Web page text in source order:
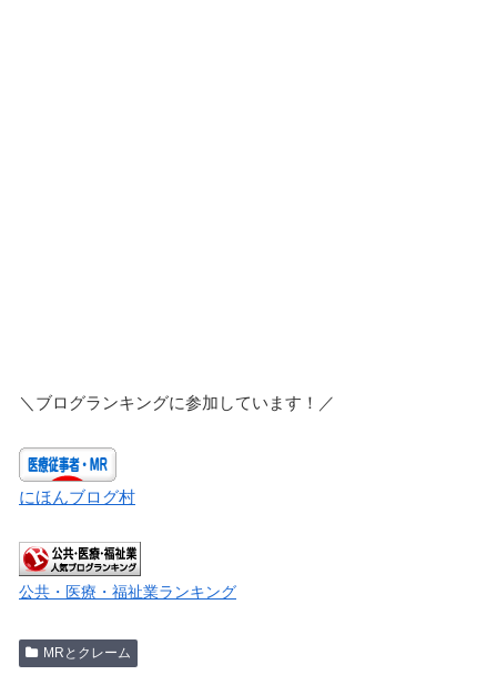
＼ブログランキングに参加しています！／
にほんブログ村
公共・医療・福祉業ランキング
MRとクレーム